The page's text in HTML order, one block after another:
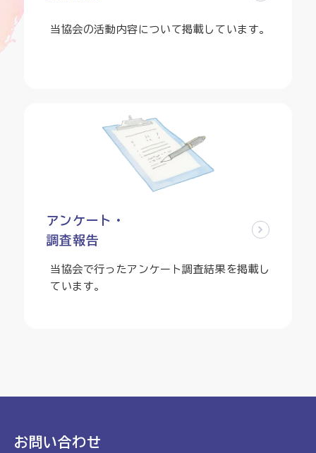
当協会の活動内容について掲載しています。
アンケート・
調査報告
当協会で行ったアンケート調査結果を掲載し
ています。
お問い合わせ